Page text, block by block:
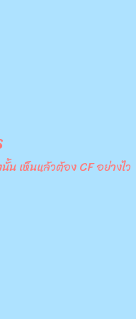
เห็นแล้วต้อง CF อย่างไว